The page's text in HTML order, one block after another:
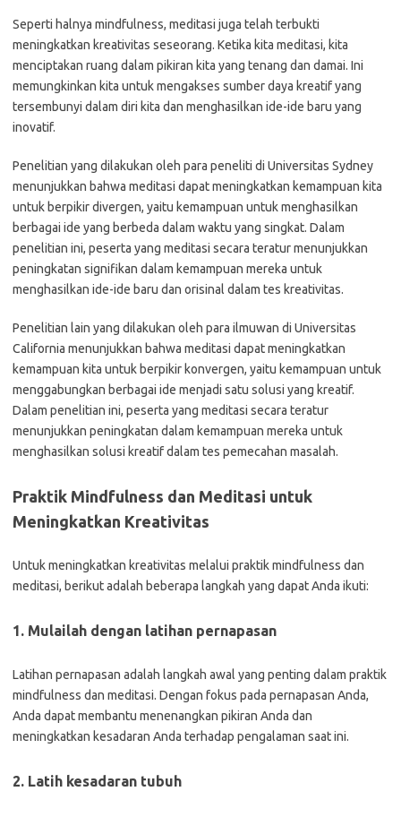
Seperti halnya mindfulness, meditasi juga telah terbukti
meningkatkan kreativitas seseorang. Ketika kita meditasi, kita
menciptakan ruang dalam pikiran kita yang tenang dan damai. Ini
memungkinkan kita untuk mengakses sumber daya kreatif yang
tersembunyi dalam diri kita dan menghasilkan ide-ide baru yang
inovatif.
Penelitian yang dilakukan oleh para peneliti di Universitas Sydney
menunjukkan bahwa meditasi dapat meningkatkan kemampuan kita
untuk berpikir divergen, yaitu kemampuan untuk menghasilkan
berbagai ide yang berbeda dalam waktu yang singkat. Dalam
penelitian ini, peserta yang meditasi secara teratur menunjukkan
peningkatan signifikan dalam kemampuan mereka untuk
menghasilkan ide-ide baru dan orisinal dalam tes kreativitas.
Penelitian lain yang dilakukan oleh para ilmuwan di Universitas
California menunjukkan bahwa meditasi dapat meningkatkan
kemampuan kita untuk berpikir konvergen, yaitu kemampuan untuk
menggabungkan berbagai ide menjadi satu solusi yang kreatif.
Dalam penelitian ini, peserta yang meditasi secara teratur
menunjukkan peningkatan dalam kemampuan mereka untuk
menghasilkan solusi kreatif dalam tes pemecahan masalah.
Praktik Mindfulness dan Meditasi untuk
Meningkatkan Kreativitas
Untuk meningkatkan kreativitas melalui praktik mindfulness dan
meditasi, berikut adalah beberapa langkah yang dapat Anda ikuti:
1. Mulailah dengan latihan pernapasan
Latihan pernapasan adalah langkah awal yang penting dalam praktik
mindfulness dan meditasi. Dengan fokus pada pernapasan Anda,
Anda dapat membantu menenangkan pikiran Anda dan
meningkatkan kesadaran Anda terhadap pengalaman saat ini.
2. Latih kesadaran tubuh